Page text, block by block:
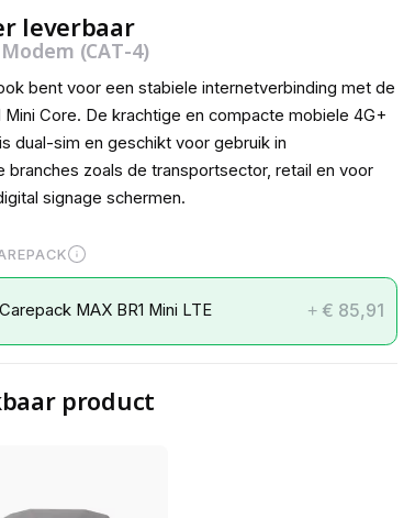
leverbaar
(CAT-4)
bent voor een stabiele internetverbinding met de
Mini Core. De krachtige en compacte mobiele 4G+
dual-sim en geschikt voor gebruik in
branches zoals de transportsector, retail en voor
signage schermen.
MAX BR1 Mini LTE + € 85,91
product